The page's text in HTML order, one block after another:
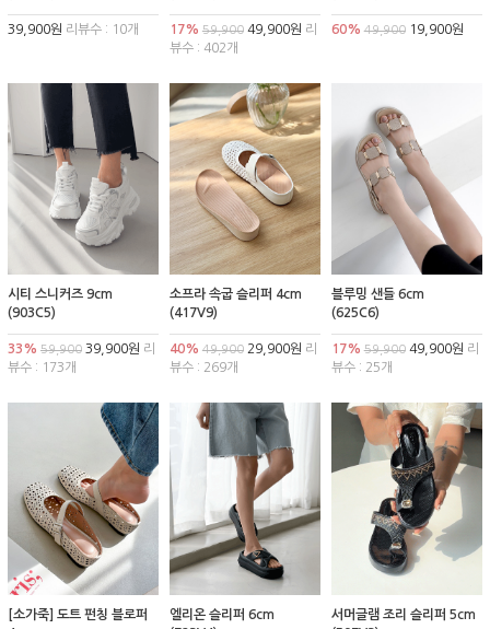
39,900원 리뷰수 : 10개 17% 59,90049,900원 리
뷰수 : 402개
60% 49,90019,900원
시티 스니커즈 9cm
(903C5)
33% 59,900 39,900원 리
뷰수 : 173개
소프라 속굽 슬리퍼 4cm
(417V9)
40% 49,90029,900원 리
뷰수 : 269개
블루밍 샌들 6cm
(625C6)
17% 59,90049,900원 리
뷰수 : 25개
[소가죽] 도트 펀칭 블로퍼
엘리온 슬리퍼 6cm
서머글램 조리 슬리퍼 5cm